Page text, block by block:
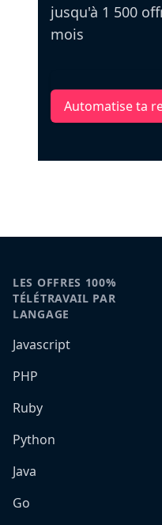
jusqu'à 1 500
mois
Automatise ta
LES OFFRES 100%
TÉLÉTRAVAIL PAR
LANGAGE
Javascript
PHP
Ruby
Python
Java
Go